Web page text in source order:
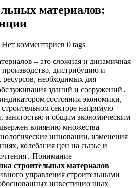
материалов:
Нет комментариев 0 tags
– это сложная и динамичная
дистрибуцию и
необходимых для
зданий и сооружений․
состояния экономики,
строительном секторе напрямую
занятостью и общим экономическим
влиянию множества
инновации, изменения
колебания цен на сырье и
Понимание
строительных материалов
управления строительными
инвестиционных